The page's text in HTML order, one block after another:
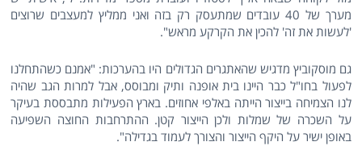
מערך של 40 עובדים שמתעסק רק בזה ואני ממליץ למעצבים שרוצים
'לעשות את זה' להכין את הקרקע מראש".
גם מוסקוביץ מדגיש שהאתגרים הגדולים היו בהערכות: "אמנם כשהתחלנו
לפעול בחו"ל כבר היינו בית אופנה ותיק ומבוסס, אבל למרות הגב שהיה
לנו הצמיחה בייצור הייתה באלפי אחוזים. בארץ הפעילות מתבססת בעיקר
על השכרה של שמלות ולכן הייצור קטן. ההתרחבות החוצה השפיעה
באופן ישיר על היקף הייצור והצורך לעמוד בגדילה".